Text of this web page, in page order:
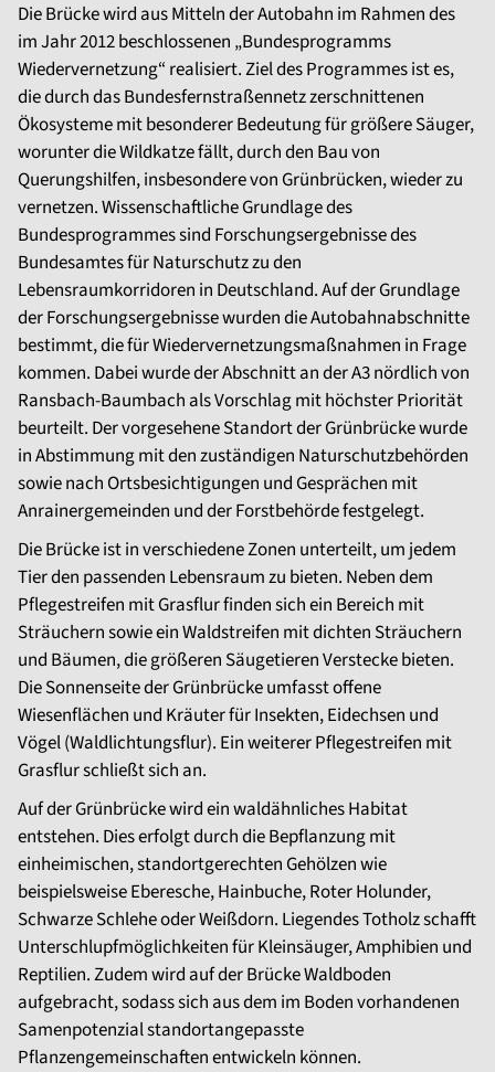
Die Brücke wird aus Mitteln der Autobahn im Rahmen des
im Jahr 2012 beschlossenen „Bundesprogramms
Wiedervernetzung“ realisiert. Ziel des Programmes ist es,
die durch das Bundesfernstraßennetz zerschnittenen
Ökosysteme mit besonderer Bedeutung für größere Säuger,
worunter die Wildkatze fällt, durch den Bau von
Querungshilfen, insbesondere von Grünbrücken, wieder zu
vernetzen. Wissenschaftliche Grundlage des
Bundesprogrammes sind Forschungsergebnisse des
Bundesamtes für Naturschutz zu den
Lebensraumkorridoren in Deutschland. Auf der Grundlage
der Forschungsergebnisse wurden die Autobahnabschnitte
bestimmt, die für Wiedervernetzungsmaßnahmen in Frage
kommen. Dabei wurde der Abschnitt an der A3 nördlich von
Ransbach-Baumbach als Vorschlag mit höchster Priorität
beurteilt. Der vorgesehene Standort der Grünbrücke wurde
in Abstimmung mit den zuständigen Naturschutzbehörden
sowie nach Ortsbesichtigungen und Gesprächen mit
Anrainergemeinden und der Forstbehörde festgelegt.
Die Brücke ist in verschiedene Zonen unterteilt, um jedem
Tier den passenden Lebensraum zu bieten. Neben dem
Pflegestreifen mit Grasflur finden sich ein Bereich mit
Sträuchern sowie ein Waldstreifen mit dichten Sträuchern
und Bäumen, die größeren Säugetieren Verstecke bieten.
Die Sonnenseite der Grünbrücke umfasst offene
Wiesenflächen und Kräuter für Insekten, Eidechsen und
Vögel (Waldlichtungsflur). Ein weiterer Pflegestreifen mit
Grasflur schließt sich an.
Auf der Grünbrücke wird ein waldähnliches Habitat
entstehen. Dies erfolgt durch die Bepflanzung mit
einheimischen, standortgerechten Gehölzen wie
beispielsweise Eberesche, Hainbuche, Roter Holunder,
Schwarze Schlehe oder Weißdorn. Liegendes Totholz schafft
Unterschlupfmöglichkeiten für Kleinsäuger, Amphibien und
Reptilien. Zudem wird auf der Brücke Waldboden
aufgebracht, sodass sich aus dem im Boden vorhandenen
Samenpotenzial standortangepasste
Pflanzengemeinschaften entwickeln können.